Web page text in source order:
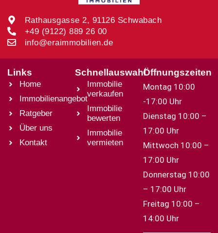
Rathausgasse 2, 91126 Schwabach
+49 (9122) 889 26 00
info@eraimmobilien.de
Links
Home
Immobilienangebot
Ratgeber
Über uns
Kontakt
Schnellauswahl
Immobilie
verkaufen
Immobilie
bewerten
Immobilie
vermieten
Öffnungszeiten
Montag 10:00
-17:00 Uhr
Dienstag 10:00 –
17:00 Uhr
Mittwoch 10:00 –
17:00 Uhr
Donnerstag 10:00
– 17:00 Uhr
Freitag 10:00 –
14:00 Uhr